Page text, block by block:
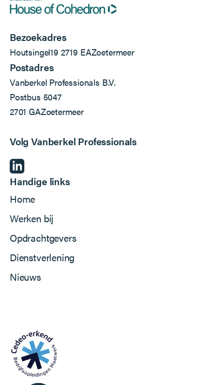
Bezoekadres
Houtsingel19 2719 EAZoetermeer
Postadres
Vanberkel Professionals B.V.
Postbus 5047
2701 GAZoetermeer
Volg Vanberkel Professionals
Handige links
Home
Werken bij
Opdrachtgevers
Dienstverlening
Nieuws